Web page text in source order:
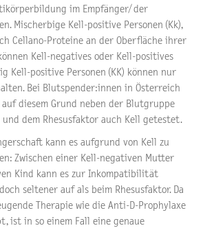
im Empfänger/ der
Mischerbige Kell-positive Personen (Kk),
Cellano-Proteine an der Oberfläche ihrer
Kell-negatives oder Kell-positives
Kell-positive Personen (KK) können nur
Bei Blutspender:innen in Österreich
diesem Grund neben der Blutgruppe
und dem Rhesusfaktor auch Kell getestet.
kann es aufgrund von Kell zu
Zwischen einer Kell-negativen Mutter
Kind kann es zur Inkompatibilität
seltener auf als beim Rhesusfaktor. Da
Therapie wie die Anti-D-Prophylaxe
ist in so einem Fall eine genaue